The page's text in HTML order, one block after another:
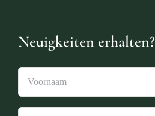
Neuigkeiten erhalten?